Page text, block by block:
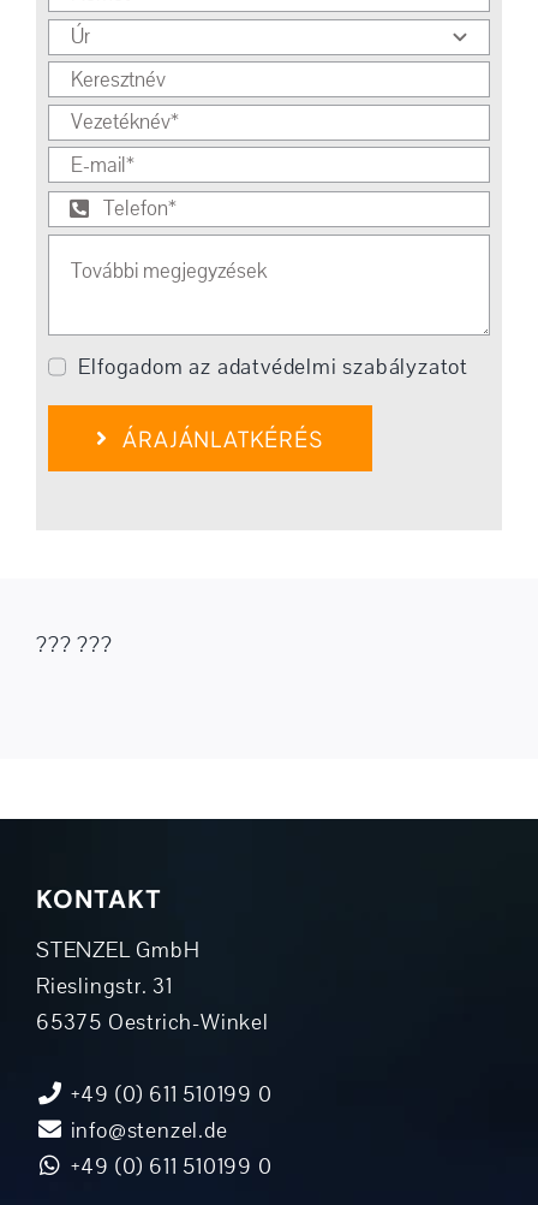
Elfogadom az adatvédelmi szabályzatot
ÁRAJÁNLATKÉRÉS
??? ???
KONTAKT
STENZEL GmbH
Rieslingstr. 31
65375 Oestrich-Winkel
+49 (0) 611 510199 0
info@stenzel.de
+49 (0) 611 510199 0